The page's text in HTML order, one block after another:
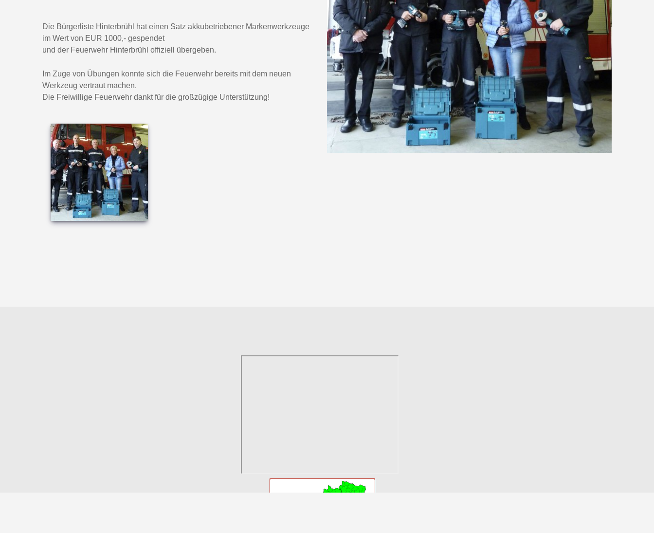
Die Bürgerliste Hinterbrühl hat einen Satz akkubetriebener Markenwerkzeuge
im Wert von EUR 1000,- gespendet
und der Feuerwehr Hinterbrühl offiziell übergeben.
Im Zuge von Übungen konnte sich die Feuerwehr bereits mit dem neuen
Werkzeug vertraut machen.
Die Freiwillige Feuerwehr dankt für die großzügige Unterstützung!